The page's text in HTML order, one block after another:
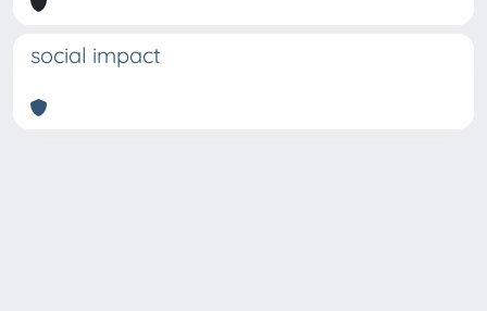
social impact